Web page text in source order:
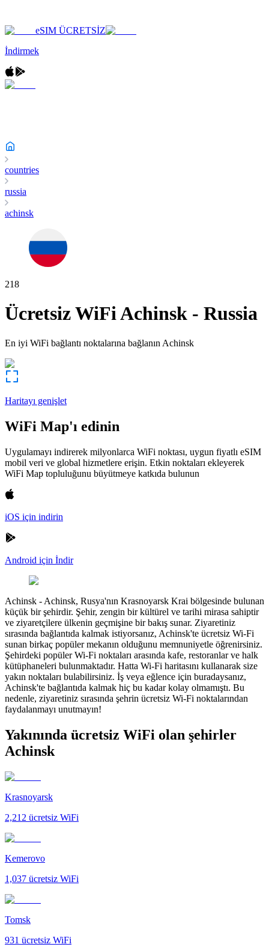
eSIM ÜCRETSİZ
İndirmek
countries
russia
achinsk
218
Ücretsiz WiFiAchinsk - Russia
En iyi WiFi bağlantı noktalarına bağlanın Achinsk
Haritayı genişlet
WiFi Map'ı edinin
Uygulamayı indirerek milyonlarca WiFi noktası, uygun fiyatlı eSIM
mobil veri ve global hizmetlere erişin. Etkin noktaları ekleyerek
WiFi Map topluluğunu büyütmeye katkıda bulunun
iOS için indirin
Android için İndir
Achinsk - Achinsk, Rusya'nın Krasnoyarsk Krai bölgesinde bulunan
küçük bir şehirdir. Şehir, zengin bir kültürel ve tarihi mirasa sahiptir
ve ziyaretçilere ülkenin geçmişine bir bakış sunar. Ziyaretiniz
sırasında bağlantıda kalmak istiyorsanız, Achinsk'te ücretsiz Wi-Fi
sunan birkaç popüler mekanın olduğunu memnuniyetle öğrenirsiniz.
Şehirdeki popüler Wi-Fi noktaları arasında kafe, restoranlar ve halk
kütüphaneleri bulunmaktadır. Hatta Wi-Fi haritasını kullanarak size
yakın noktaları bulabilirsiniz. İş veya eğlence için buradaysanız,
Achinsk'te bağlantıda kalmak hiç bu kadar kolay olmamıştı. Bu
nedenle, ziyaretiniz sırasında şehrin ücretsiz Wi-Fi noktalarından
faydalanmayı unutmayın!
Yakınında ücretsiz WiFi olan şehirler
Achinsk
Krasnoyarsk
2,212 ücretsiz WiFi
Kemerovo
1,037 ücretsiz WiFi
Tomsk
931 ücretsiz WiFi